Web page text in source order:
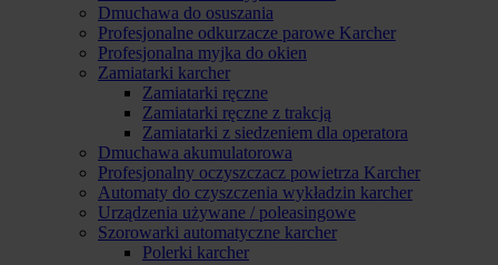
Dmuchawa do osuszania
Profesjonalne odkurzacze parowe Karcher
Profesjonalna myjka do okien
Zamiatarki karcher
Zamiatarki ręczne
Zamiatarki ręczne z trakcją
Zamiatarki z siedzeniem dla operatora
Dmuchawa akumulatorowa
Profesjonalny oczyszczacz powietrza Karcher
Automaty do czyszczenia wykładzin karcher
Urządzenia używane / poleasingowe
Szorowarki automatyczne karcher
Polerki karcher